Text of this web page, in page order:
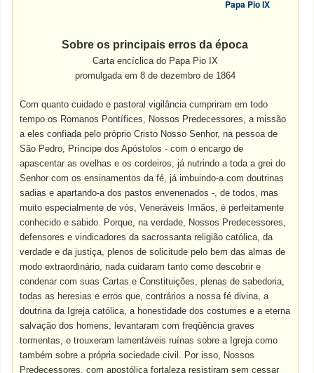
Papa Pio IX
Sobre os principais erros da época
Carta encíclica do Papa Pio IX
promulgada em 8 de dezembro de 1864
Com quanto cuidado e pastoral vigilância cumpriram em todo
tempo os Romanos Pontífices, Nossos Predecessores, a missão
a eles confiada pelo próprio Cristo Nosso Senhor, na pessoa de
São Pedro, Príncipe dos Apóstolos - com o encargo de
apascentar as ovelhas e os cordeiros, já nutrindo a toda a grei do
Senhor com os ensinamentos da fé, já imbuindo-a com doutrinas
sadias e apartando-a dos pastos envenenados -, de todos, mas
muito especialmente de vós, Veneráveis Irmãos, é perfeitamente
conhecido e sabido. Porque, na verdade, Nossos Predecessores,
defensores e vindicadores da sacrossanta religião católica, da
verdade e da justiça, plenos de solicitude pelo bem das almas de
modo extraordinário, nada cuidaram tanto como descobrir e
condenar com suas Cartas e Constituições, plenas de sabedoria,
todas as heresias e erros que, contrários a nossa fé divina, a
doutrina da Igreja católica, a honestidade dos costumes e a eterna
salvação dos homens, levantaram com freqüência graves
tormentas, e trouxeram lamentáveis ruínas sobre a Igreja como
também sobre a própria sociedade civil. Por isso, Nossos
Predecessores, com apostólica fortaleza resistiram sem cessar